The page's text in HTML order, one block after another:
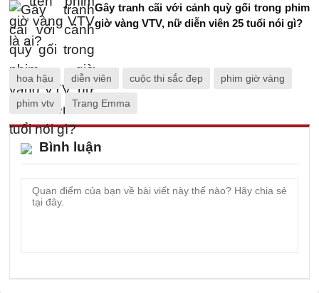
Gây tranh cãi với cảnh quỳ gối trong phim
giờ vàng VTV, nữ diễn viên 25 tuổi nói gì?
hoa hậu diễn viên cuộc thi sắc đẹp phim giờ vàng
phim vtv Trang Emma
Bình luận